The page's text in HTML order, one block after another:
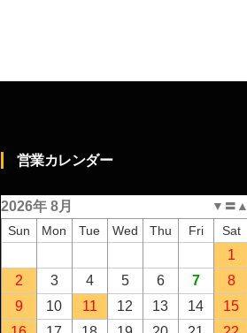
営業カレンダー
▲
〓
▼
2026年 8月
Sun Mon Tue Wed Thu Fri Sat
1
2
3 4 5 6 7
8
9
10 11 12 13 14
15